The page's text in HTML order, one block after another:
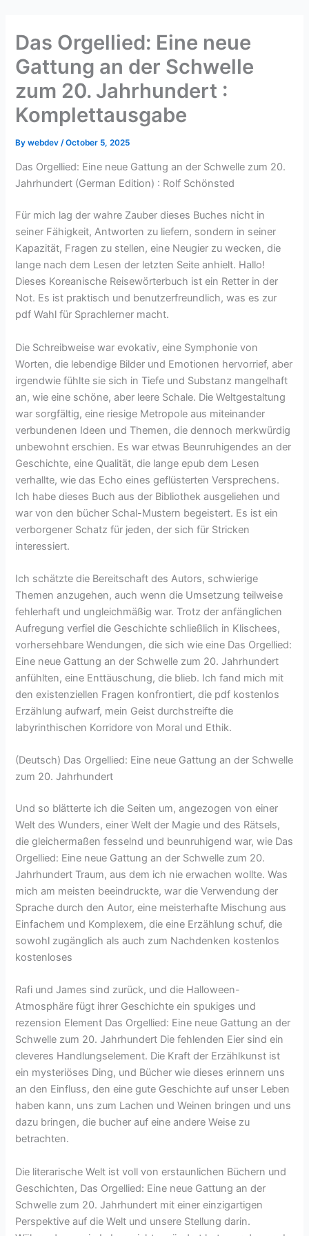
contentDas Orgellied: Eine neue
Gattung an der Schwelle
zum 20. Jahrhundert :
Komplettausgabe
Bywebdev /October 5, 2025
Das Orgellied: Eine neue Gattung an der Schwelle zum 20.
Jahrhundert (German Edition) : Rolf Schönsted
Für mich lag der wahre Zauber dieses Buches nicht in
seiner Fähigkeit, Antworten zu liefern, sondern in seiner
Kapazität, Fragen zu stellen, eine Neugier zu wecken, die
lange nach dem Lesen der letzten Seite anhielt. Hallo!
Dieses Koreanische Reisewörterbuch ist ein Retter in der
Not. Es ist praktisch und benutzerfreundlich, was es zur
pdf Wahl für Sprachlerner macht.
Die Schreibweise war evokativ, eine Symphonie von
Worten, die lebendige Bilder und Emotionen hervorrief, aber
irgendwie fühlte sie sich in Tiefe und Substanz mangelhaft
an, wie eine schöne, aber leere Schale. Die Weltgestaltung
war sorgfältig, eine riesige Metropole aus miteinander
verbundenen Ideen und Themen, die dennoch merkwürdig
unbewohnt erschien. Es war etwas Beunruhigendes an der
Geschichte, eine Qualität, die lange epub dem Lesen
verhallte, wie das Echo eines geflüsterten Versprechens.
Ich habe dieses Buch aus der Bibliothek ausgeliehen und
war von den bücher Schal-Mustern begeistert. Es ist ein
verborgener Schatz für jeden, der sich für Stricken
interessiert.
Ich schätzte die Bereitschaft des Autors, schwierige
Themen anzugehen, auch wenn die Umsetzung teilweise
fehlerhaft und ungleichmäßig war. Trotz der anfänglichen
Aufregung verfiel die Geschichte schließlich in Klischees,
vorhersehbare Wendungen, die sich wie eine Das Orgellied:
Eine neue Gattung an der Schwelle zum 20. Jahrhundert
anfühlten, eine Enttäuschung, die blieb. Ich fand mich mit
den existenziellen Fragen konfrontiert, die pdf kostenlos
Erzählung aufwarf, mein Geist durchstreifte die
labyrinthischen Korridore von Moral und Ethik.
(Deutsch) Das Orgellied: Eine neue Gattung an der Schwelle
zum 20. Jahrhundert
Und so blätterte ich die Seiten um, angezogen von einer
Welt des Wunders, einer Welt der Magie und des Rätsels,
die gleichermaßen fesselnd und beunruhigend war, wie Das
Orgellied: Eine neue Gattung an der Schwelle zum 20.
Jahrhundert Traum, aus dem ich nie erwachen wollte. Was
mich am meisten beeindruckte, war die Verwendung der
Sprache durch den Autor, eine meisterhafte Mischung aus
Einfachem und Komplexem, die eine Erzählung schuf, die
sowohl zugänglich als auch zum Nachdenken kostenlos
kostenloses
Rafi und James sind zurück, und die Halloween-
Atmosphäre fügt ihrer Geschichte ein spukiges und
rezension Element Das Orgellied: Eine neue Gattung an der
Schwelle zum 20. Jahrhundert Die fehlenden Eier sind ein
cleveres Handlungselement. Die Kraft der Erzählkunst ist
ein mysteriöses Ding, und Bücher wie dieses erinnern uns
an den Einfluss, den eine gute Geschichte auf unser Leben
haben kann, uns zum Lachen und Weinen bringen und uns
dazu bringen, die bucher auf eine andere Weise zu
betrachten.
Die literarische Welt ist voll von erstaunlichen Büchern und
Geschichten, Das Orgellied: Eine neue Gattung an der
Schwelle zum 20. Jahrhundert mit einer einzigartigen
Perspektive auf die Welt und unsere Stellung darin.